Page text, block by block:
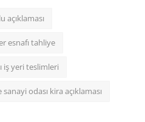
açıklaması
esnafı tahliye
iş yeri teslimleri
odası kira açıklaması